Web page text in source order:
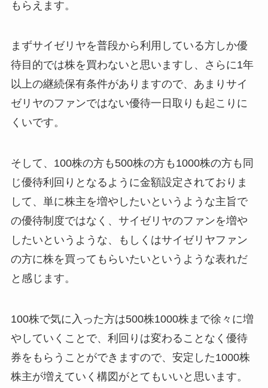
もらえます。
まずサイゼリヤを普段から利用している方しか優
待目的では株を買わないと思いますし、さらに1年
以上の継続保有条件がありますので、あまりサイ
ゼリヤのファンではない優待一日取りも起こりに
くいです。
そして、100株の方も500株の方も1000株の方も同
じ優待利回りとなるように金額設定されておりま
して、単に株主を増やしたいというような主旨で
の優待制度ではなく、サイゼリヤのファンを増や
したいというような、もしくはサイゼリヤファン
の方に株を買ってもらいたいというような表れだ
と感じます。
100株で気に入った方は500株1000株まで徐々に増
やしていくことで、利回りは変わることなく優待
券をもらうことができますので、安定した1000株
株主が増えていく構図がとてもいいと思います。